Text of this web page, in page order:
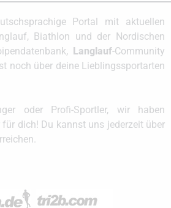
Portal mit aktuellen
Biathlon und der Nordischen
Langlauf-Community
noch über deine Lieblingssportarten
oder Profi-Sportler, wir haben
dich! Du kannst uns jederzeit über